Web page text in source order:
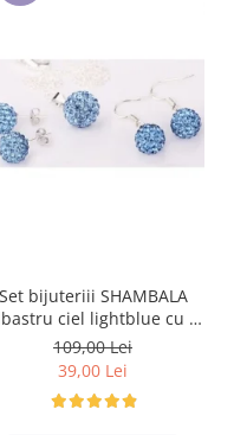
Set bijuteriii SHAMBALA
ciel lightblue cu 2
de cercei cu cristale
109,00 Lei
39,00 Lei